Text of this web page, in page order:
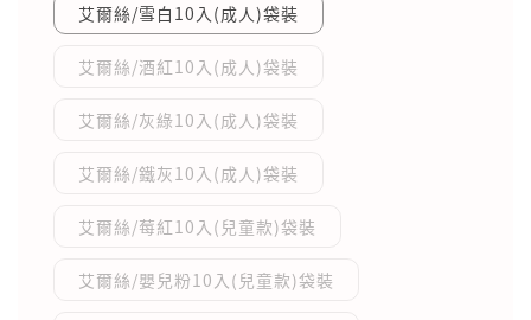
艾爾絲/雪白10入(成人)袋裝
艾爾絲/酒紅10入(成人)袋裝
艾爾絲/灰綠10入(成人)袋裝
艾爾絲/鐵灰10入(成人)袋裝
艾爾絲/莓紅10入(兒童款)袋裝
艾爾絲/嬰兒粉10入(兒童款)袋裝